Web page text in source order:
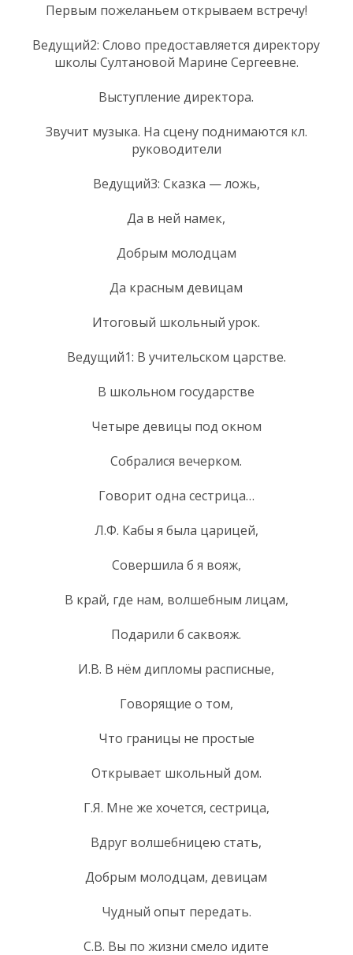
Первым пожеланьем открываем встречу!
Ведущий2: Слово предоставляется директору
школы Султановой Марине Сергеевне.
Выступление директора.
Звучит музыка. На сцену поднимаются кл.
руководители
Ведущий3: Сказка — ложь,
Да в ней намек,
Добрым молодцам
Да красным девицам
Итоговый школьный урок.
Ведущий1: В учительском царстве.
В школьном государстве
Четыре девицы под окном
Собралися вечерком.
Говорит одна сестрица…
Л.Ф. Кабы я была царицей,
Совершила б я вояж,
В край, где нам, волшебным лицам,
Подарили б саквояж.
И.В. В нём дипломы расписные,
Говорящие о том,
Что границы не простые
Открывает школьный дом.
Г.Я. Мне же хочется, сестрица,
Вдруг волшебницею стать,
Добрым молодцам, девицам
Чудный опыт передать.
С.В. Вы по жизни смело идите